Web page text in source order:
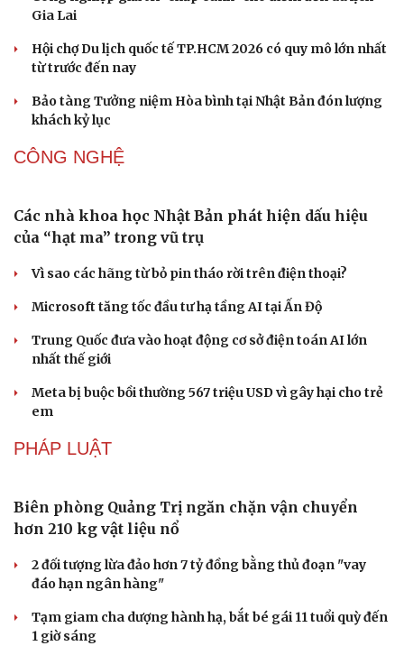
Sân khấu - Điện ảnh
Văn học
Âm nhạc
Di sản
Nghệ sĩ
Gia Lai
Hội chợ Du lịch quốc tế TP.HCM 2026 có quy mô lớn nhất
từ trước đến nay
Bảo tàng Tưởng niệm Hòa bình tại Nhật Bản đón lượng
khách kỷ lục
CÔNG NGHỆ
Các nhà khoa học Nhật Bản phát hiện dấu hiệu
của “hạt ma” trong vũ trụ
Vì sao các hãng từ bỏ pin tháo rời trên điện thoại?
Microsoft tăng tốc đầu tư hạ tầng AI tại Ấn Độ
Trung Quốc đưa vào hoạt động cơ sở điện toán AI lớn
nhất thế giới
Meta bị buộc bồi thường 567 triệu USD vì gây hại cho trẻ
em
PHÁP LUẬT
Biên phòng Quảng Trị ngăn chặn vận chuyển
hơn 210 kg vật liệu nổ
2 đối tượng lừa đảo hơn 7 tỷ đồng bằng thủ đoạn "vay
đáo hạn ngân hàng"
Tạm giam cha dượng hành hạ, bắt bé gái 11 tuổi quỳ đến
1 giờ sáng